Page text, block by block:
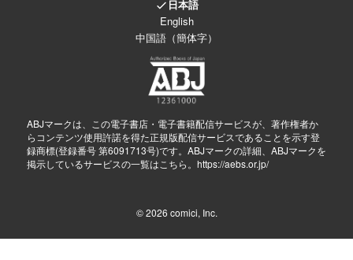
日本語
English
中国語（簡体字）
ABJマークは、この電子書店・電子書籍配信サービスが、著作権者か
らコンテンツ使用許諾を得た正規版配信サービスであることを示す登
録商標(登録番号 第6091713号)です。ABJマークの詳細、ABJマークを
掲示しているサービスの一覧はこちら。 https://aebs.or.jp/
© 2026 comici, Inc.